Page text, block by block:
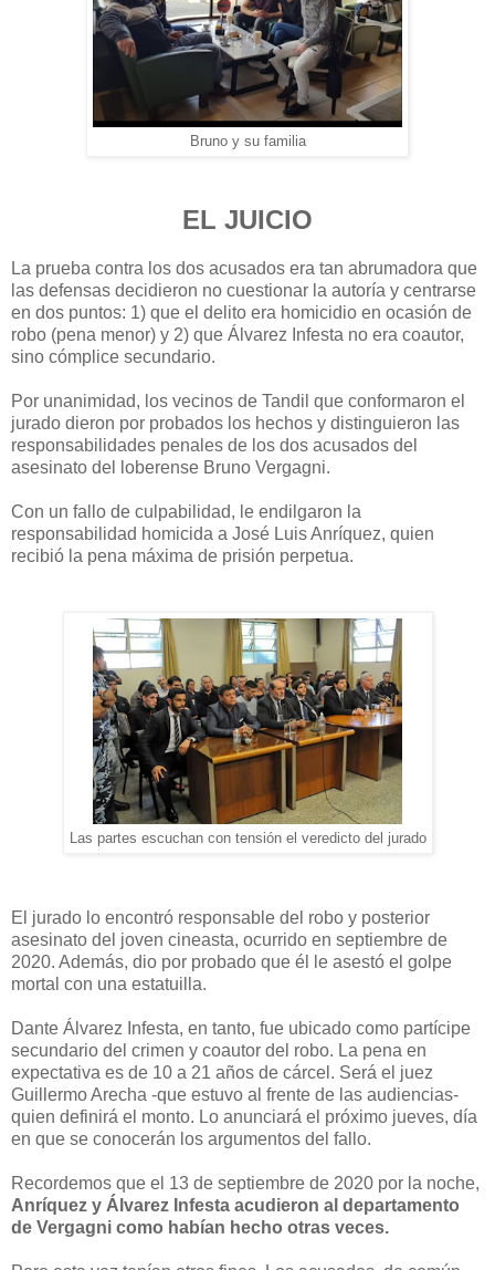
Bruno y su familia
EL JUICIO
La prueba contra los dos acusados era tan abrumadora que
las defensas decidieron no cuestionar la autoría y centrarse
en dos puntos: 1) que el delito era homicidio en ocasión de
robo (pena menor) y 2) que Álvarez Infesta no era coautor,
sino cómplice secundario.
Por unanimidad, los vecinos de Tandil que conformaron el
jurado dieron por probados los hechos y distinguieron las
responsabilidades penales de los dos acusados del
asesinato del loberense Bruno Vergagni.
Con un fallo de culpabilidad, le endilgaron la
responsabilidad homicida a José Luis Anríquez, quien
recibió la pena máxima de prisión perpetua.
Las partes escuchan con tensión el veredicto del jurado
El jurado lo encontró responsable del robo y posterior
asesinato del joven cineasta, ocurrido en septiembre de
2020. Además, dio por probado que él le asestó el golpe
mortal con una estatuilla.
Dante Álvarez Infesta, en tanto, fue ubicado como partícipe
secundario del crimen y coautor del robo. La pena en
expectativa es de 10 a 21 años de cárcel. Será el juez
Guillermo Arecha -que estuvo al frente de las audiencias-
quien definirá el monto. Lo anunciará el próximo jueves, día
en que se conocerán los argumentos del fallo.
Recordemos que el 13 de septiembre de 2020 por la noche,
Anríquez y Álvarez Infesta acudieron al departamento
de Vergagni como habían hecho otras veces.